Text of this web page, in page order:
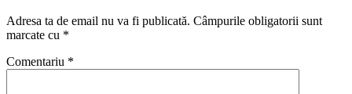
Adresa ta de email nu va fi publicată. Câmpurile obligatorii sunt
marcate cu *
Comentariu *